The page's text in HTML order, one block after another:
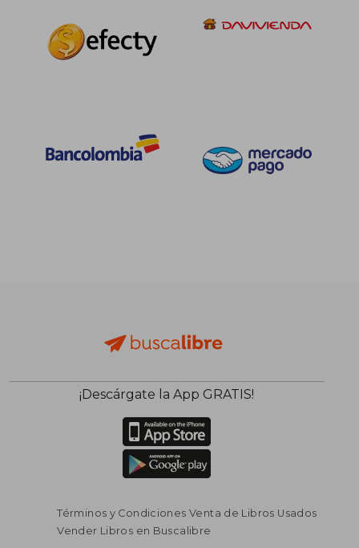
¡Descárgate la App GRATIS!
Términos y Condiciones Venta de Libros Usados
Vender Libros en Buscalibre